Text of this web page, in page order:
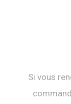
Si vous